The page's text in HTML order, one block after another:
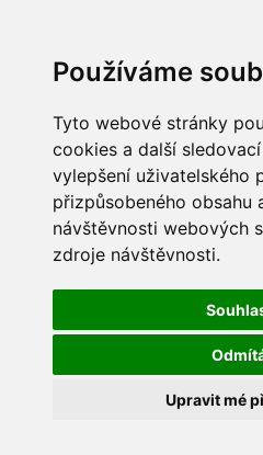
Používáme
Tyto webové stránky
cookies a další
vylepšení uživatelského
přizpůsobeného obsahu
návštěvnosti webových
zdroje návštěvnosti.
Upravit mé